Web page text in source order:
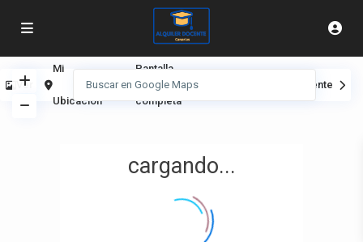
cargando...
Ver
Mi
Ubicación
Pantalla
completa
Siguiente